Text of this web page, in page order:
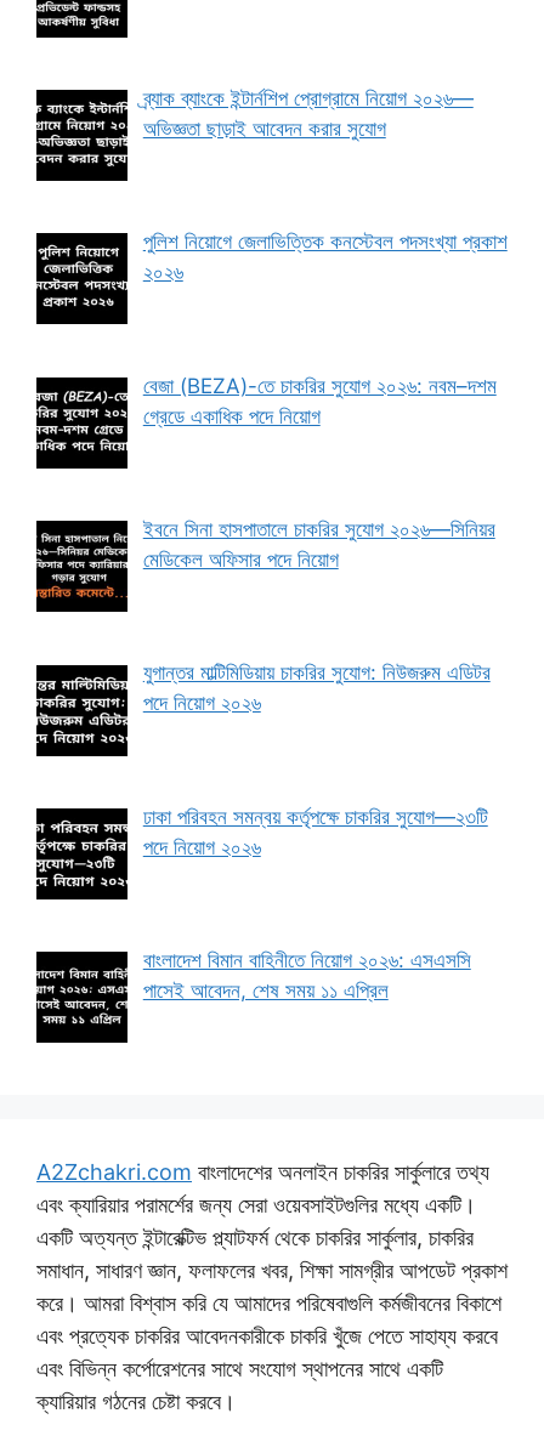
ব্র্যাক ব্যাংকে ইন্টার্নশিপ প্রোগ্রামে নিয়োগ ২০২৬—
অভিজ্ঞতা ছাড়াই আবেদন করার সুযোগ
পুলিশ নিয়োগে জেলাভিত্তিক কনস্টেবল পদসংখ্যা প্রকাশ
২০২৬
বেজা (BEZA)-তে চাকরির সুযোগ ২০২৬: নবম–দশম
গ্রেডে একাধিক পদে নিয়োগ
ইবনে সিনা হাসপাতালে চাকরির সুযোগ ২০২৬—সিনিয়র
মেডিকেল অফিসার পদে নিয়োগ
যুগান্তর মাল্টিমিডিয়ায় চাকরির সুযোগ: নিউজরুম এডিটর
পদে নিয়োগ ২০২৬
ঢাকা পরিবহন সমন্বয় কর্তৃপক্ষে চাকরির সুযোগ—২৩টি
পদে নিয়োগ ২০২৬
বাংলাদেশ বিমান বাহিনীতে নিয়োগ ২০২৬: এসএসসি
পাসেই আবেদন, শেষ সময় ১১ এপ্রিল
A2Zchakri.com বাংলাদেশের অনলাইন চাকরির সার্কুলারে তথ্য
এবং ক্যারিয়ার পরামর্শের জন্য সেরা ওয়েবসাইটগুলির মধ্যে একটি।
একটি অত্যন্ত ইন্টারেক্টিভ প্ল্যাটফর্ম থেকে চাকরির সার্কুলার, চাকরির
সমাধান, সাধারণ জ্ঞান, ফলাফলের খবর, শিক্ষা সামগ্রীর আপডেট প্রকাশ
করে। আমরা বিশ্বাস করি যে আমাদের পরিষেবাগুলি কর্মজীবনের বিকাশে
এবং প্রত্যেক চাকরির আবেদনকারীকে চাকরি খুঁজে পেতে সাহায্য করবে
এবং বিভিন্ন কর্পোরেশনের সাথে সংযোগ স্থাপনের সাথে একটি
ক্যারিয়ার গঠনের চেষ্টা করবে।